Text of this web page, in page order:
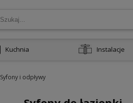
Kuchnia Instalacje
Syfony i odpływy